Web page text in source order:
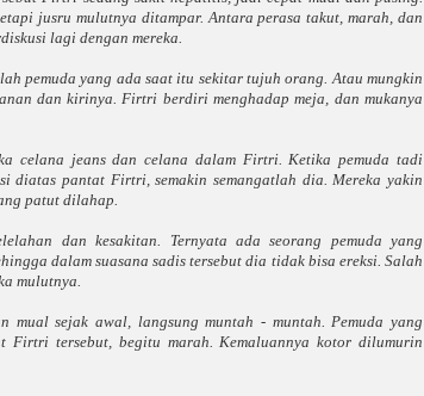
jusru mulutnya ditampar. Antara perasa takut, marah, dan
lagi dengan mereka.
pemuda yang ada saat itu sekitar tujuh orang. Atau mungkin
dan kirinya. Firtri berdiri menghadap meja, dan mukanya
celana jeans dan celana dalam Firtri. Ketika pemuda tadi
diatas pantat Firtri, semakin semangatlah dia. Mereka yakin
patut dilahap.
dan kesakitan. Ternyata ada seorang pemuda yang
dalam suasana sadis tersebut dia tidak bisa ereksi. Salah
mulutnya.
mual sejak awal, langsung muntah - muntah. Pemuda yang
Firtri tersebut, begitu marah. Kemaluannya kotor dilumurin